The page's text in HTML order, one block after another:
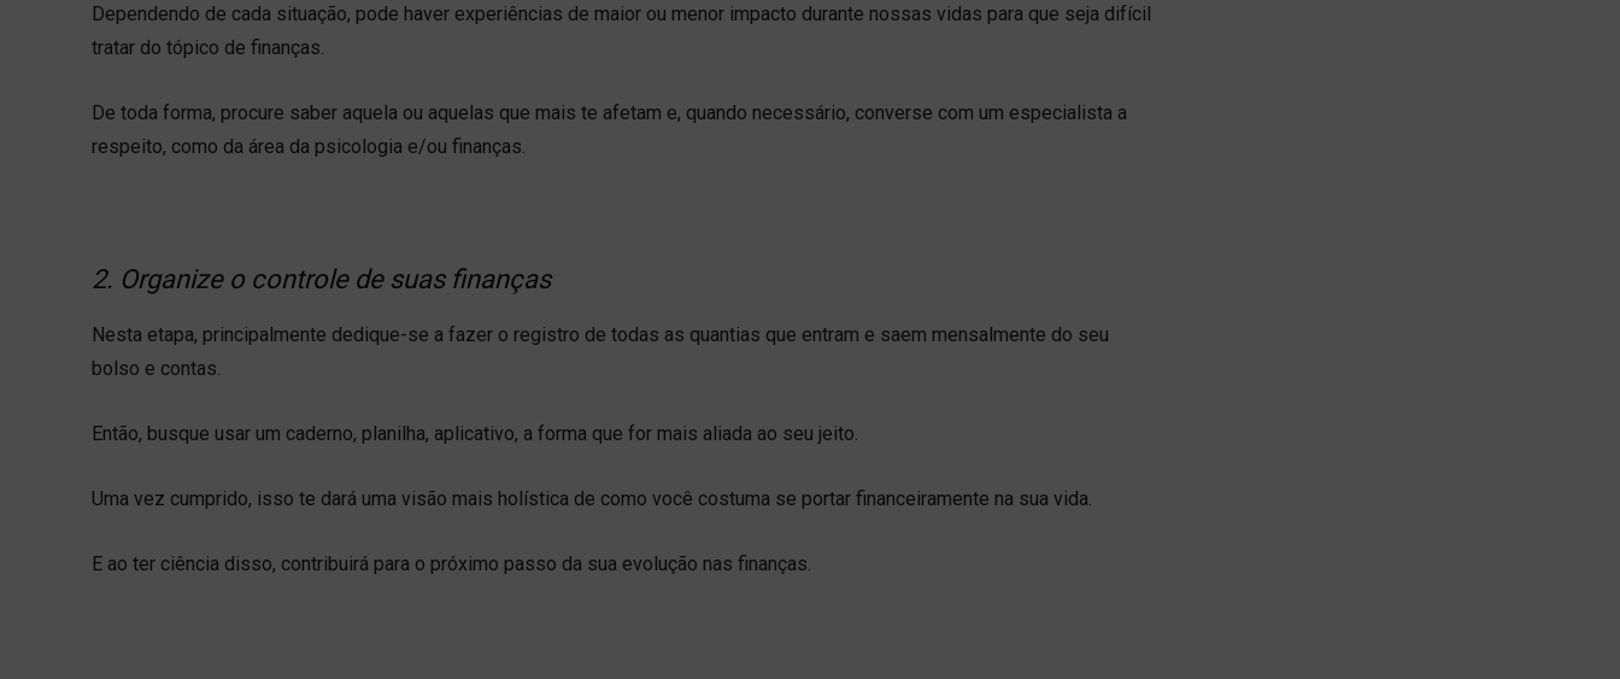
Dependendo de cada situação, pode haver experiências de maior ou menor impacto durante nossas vidas para que seja difícil
tratar do tópico de finanças.
De toda forma, procure saber aquela ou aquelas que mais te afetam e, quando necessário, converse com um especialista a
respeito, como da área da psicologia e/ou finanças.
2. Organize o controle de suas finanças
Nesta etapa, principalmente dedique-se a fazer o registro de todas as quantias que entram e saem mensalmente do seu
bolso e contas.
Então, busque usar um caderno, planilha, aplicativo, a forma que for mais aliada ao seu jeito.
Uma vez cumprido, isso te dará uma visão mais holística de como você costuma se portar financeiramente na sua vida.
E ao ter ciência disso, contribuirá para o próximo passo da sua evolução nas finanças.